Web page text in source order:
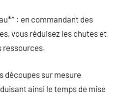
: en commandant des
vous réduisez les chutes et
ressources.
découpes sur mesure
ainsi le temps de mise